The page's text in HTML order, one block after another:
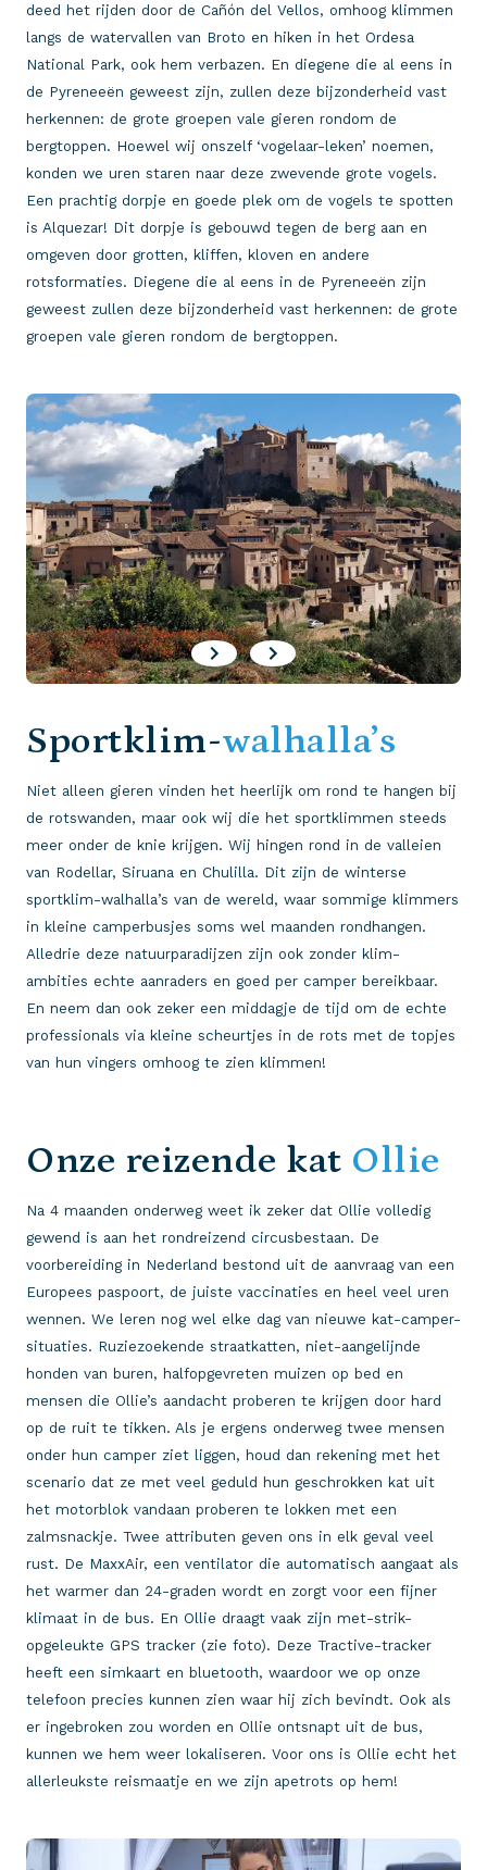
deed het rijden door de Cañón del Vellos, omhoog klimmen
langs de watervallen van Broto en hiken in het Ordesa
National Park, ook hem verbazen. En diegene die al eens in
de Pyreneeën geweest zijn, zullen deze bijzonderheid vast
herkennen: de grote groepen vale gieren rondom de
bergtoppen. Hoewel wij onszelf ‘vogelaar-leken’ noemen,
konden we uren staren naar deze zwevende grote vogels.
Een prachtig dorpje en goede plek om de vogels te spotten
is Alquezar! Dit dorpje is gebouwd tegen de berg aan en
omgeven door grotten, kliffen, kloven en andere
rotsformaties. Diegene die al eens in de Pyreneeën zijn
geweest zullen deze bijzonderheid vast herkennen: de grote
groepen vale gieren rondom de bergtoppen.
Sportklim-walhalla’s
Niet alleen gieren vinden het heerlijk om rond te hangen bij
de rotswanden, maar ook wij die het sportklimmen steeds
meer onder de knie krijgen. Wij hingen rond in de valleien
van Rodellar, Siruana en Chulilla. Dit zijn de winterse
sportklim-walhalla’s van de wereld, waar sommige klimmers
in kleine camperbusjes soms wel maanden rondhangen.
Alledrie deze natuurparadijzen zijn ook zonder klim-
ambities echte aanraders en goed per camper bereikbaar.
En neem dan ook zeker een middagje de tijd om de echte
professionals via kleine scheurtjes in de rots met de topjes
van hun vingers omhoog te zien klimmen!
Onze reizende kat Ollie
Na 4 maanden onderweg weet ik zeker dat Ollie volledig
gewend is aan het rondreizend circusbestaan. De
voorbereiding in Nederland bestond uit de aanvraag van een
Europees paspoort, de juiste vaccinaties en heel veel uren
wennen. We leren nog wel elke dag van nieuwe kat-camper-
situaties. Ruziezoekende straatkatten, niet-aangelijnde
honden van buren, halfopgevreten muizen op bed en
mensen die Ollie’s aandacht proberen te krijgen door hard
op de ruit te tikken. Als je ergens onderweg twee mensen
onder hun camper ziet liggen, houd dan rekening met het
scenario dat ze met veel geduld hun geschrokken kat uit
het motorblok vandaan proberen te lokken met een
zalmsnackje. Twee attributen geven ons in elk geval veel
rust. De MaxxAir, een ventilator die automatisch aangaat als
het warmer dan 24-graden wordt en zorgt voor een fijner
klimaat in de bus. En Ollie draagt vaak zijn met-strik-
opgeleukte GPS tracker (zie foto). Deze Tractive-tracker
heeft een simkaart en bluetooth, waardoor we op onze
telefoon precies kunnen zien waar hij zich bevindt. Ook als
er ingebroken zou worden en Ollie ontsnapt uit de bus,
kunnen we hem weer lokaliseren. Voor ons is Ollie echt het
allerleukste reismaatje en we zijn apetrots op hem!